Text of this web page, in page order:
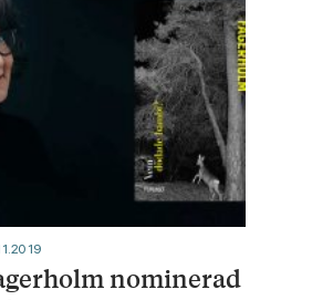
nominerad